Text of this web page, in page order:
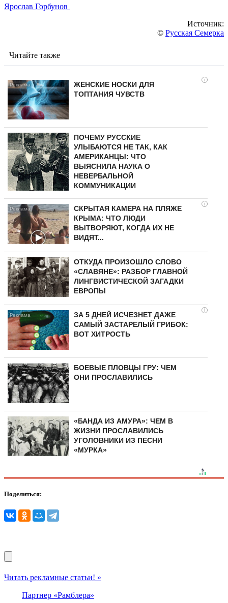
Ярослав Горбунов
Источник:
© Русская Семерка
Читайте также
i
ЖЕНСКИЕ НОСКИ ДЛЯ
ТОПТАНИЯ ЧУВСТВ
ПОЧЕМУ РУССКИЕ
УЛЫБАЮТСЯ НЕ ТАК, КАК
АМЕРИКАНЦЫ: ЧТО
ВЫЯСНИЛА НАУКА О
НЕВЕРБАЛЬНОЙ
КОММУНИКАЦИИ
i
СКРЫТАЯ КАМЕРА НА ПЛЯЖЕ
КРЫМА: ЧТО ЛЮДИ
ВЫТВОРЯЮТ, КОГДА ИХ НЕ
ВИДЯТ...
ОТКУДА ПРОИЗОШЛО СЛОВО
«СЛАВЯНЕ»: РАЗБОР ГЛАВНОЙ
ЛИНГВИСТИЧЕСКОЙ ЗАГАДКИ
ЕВРОПЫ
i
ЗА 5 ДНЕЙ ИСЧЕЗНЕТ ДАЖЕ
САМЫЙ ЗАСТАРЕЛЫЙ ГРИБОК:
ВОТ ХИТРОСТЬ
БОЕВЫЕ ПЛОВЦЫ ГРУ: ЧЕМ
ОНИ ПРОСЛАВИЛИСЬ
«БАНДА ИЗ АМУРА»: ЧЕМ В
ЖИЗНИ ПРОСЛАВИЛИСЬ
УГОЛОВНИКИ ИЗ ПЕСНИ
«МУРКА»
Поделиться:
Читать рекламные статьи! »
Партнер «Рамблера»